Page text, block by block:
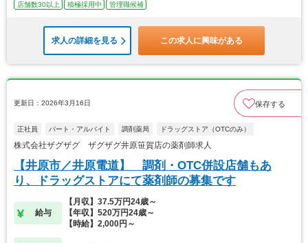
店舗数30以上
積極採用中 管理職候補
求人の詳細を見る この求人に興味がある
更新日：2026年3月16日 保存する
正社員 パート・アルバイト 調剤薬局 ドラッグストア（OTCのみ）
株式会社ザグザグ ザグザグ井原笹賀店の薬剤師求人
【井原市／井原電道】 調剤・OTC併設店舗もあ
り、ドラッグストアにて薬剤師の募集です
給与
【月収】37.5万円24歳～
【年収】520万円24歳～
【時給】2,000円～